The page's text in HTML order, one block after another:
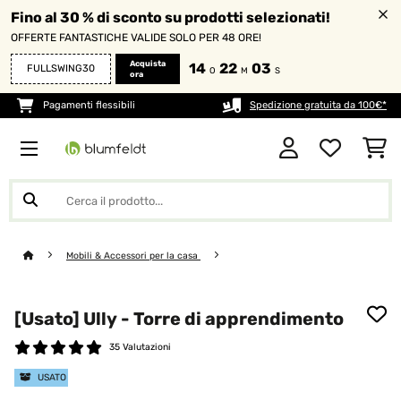
Fino al 30 % di sconto su prodotti selezionati!
OFFERTE FANTASTICHE VALIDE SOLO PER 48 ORE!
FULLSWING30
Acquista
ora
14 O 22 M 02 S
Pagamenti flessibili Spedizione gratuita da 100€*
Mobili & Accessori per la casa
[Usato] Ully - Torre di apprendimento
35 Valutazioni
USATO